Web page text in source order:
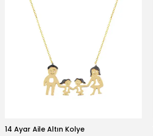
14 Ayar Aile Altın Kolye